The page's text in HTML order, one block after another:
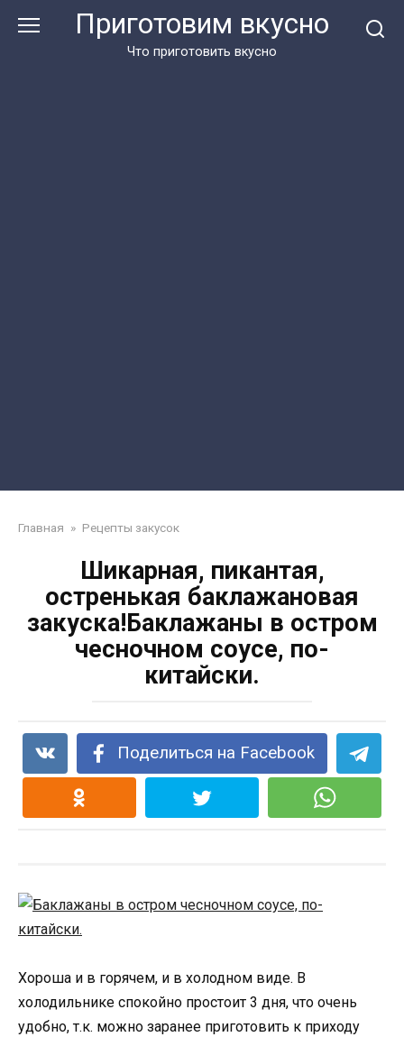
Приготовим вкусно
Что приготовить вкусно
Главная » Рецепты закусок
Шикарная, пикантая,
остренькая баклажановая
закуска!Баклажаны в остром
чесночном соусе, по-
китайски.
Поделиться на Facebook
Хороша и в горячем, и в холодном виде. В
холодильнике спокойно простоит 3 дня, что очень
удобно, т.к. можно заранее приготовить к приходу